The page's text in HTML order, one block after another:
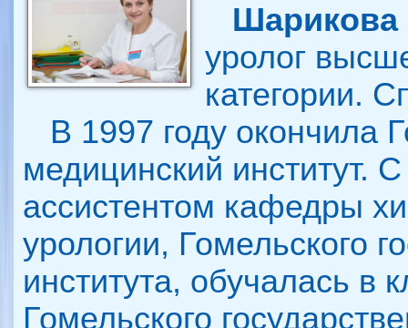
Шарикова
уролог
категории.
В 1997 году окончила
медицинский институт.
ассистентом кафедры
урологии, Гомельского
института, обучалась в
Гомельского